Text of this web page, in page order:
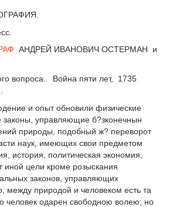
АНДРЕЙ ИВАНОВИЧ ОСТЕРМАН и
вопроса. Война пяти лет, 1735
и опыт обновили физические
законы, управляющие б?зконечнын
природы, подобный ж? переворот
наук, имеющих свои предметом
история, политическая экономия,
иной цели кроме розыскания
законов, управляющих
между природой и человеком есть та
человек одарен свободною волею; но